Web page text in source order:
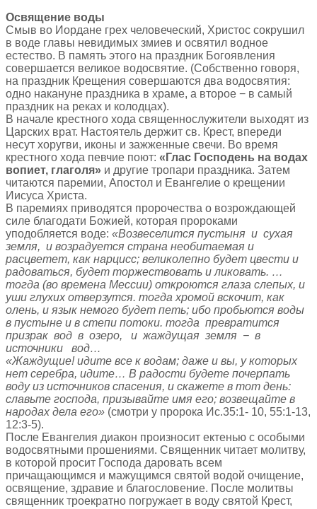
Освящение воды
Смыв во Иордане грех человеческий, Христос сокрушил
в воде главы невидимых змиев и освятил водное
естество. В память этого на праздник Богоявления
совершается великое водосвятие. (Собственно говоря,
на праздник Крещения совершаются два водосвятия:
одно накануне праздника в храме, а второе − в самый
праздник на реках и колодцах).
В начале крестного хода священнослужители выходят из
Царских врат. Настоятель держит св. Крест, впереди
несут хоругви, иконы и зажженные свечи. Во время
крестного хода певчие поют: «Глас Господень на водах
вопиет, глаголя» и другие тропари праздника. Затем
читаются паремии, Апостол и Евангелие о крещении
Иисуса Христа.
В паремиях приводятся пророчества о возрождающей
силе благодати Божией, которая пророками
уподобляется воде: «Возвеселится пустыня и сухая
земля, и возрадуется страна необитаемая и
расцветет, как нарцисс; великолепно будет цвести и
радоваться, будет торжествовать и ликовать. …
тогда (во времена Мессии) откроются глаза слепых, и
уши глухих отверзутся. тогда хромой вскочит, как
олень, и язык немого будет петь; ибо пробьются воды
в пустыне и в степи потоки. тогда превратится
призрак вод в озеро, и жаждущая земля − в
источники вод…
«Жаждущие! идите все к водам; даже и вы, у которых
нет серебра, идите… В радости будете почерпать
воду из источников спасения, и скажете в тот день:
славьте господа, призывайте имя его; возвещайте в
народах дела его» (смотри у пророка Ис.35:1- 10, 55:1-13,
12:3-5).
После Евангелия диакон произносит ектенью с особыми
водосвятными прошениями. Священник читает молитву,
в которой просит Господа даровать всем
причащающимся и мажущимся святой водой очищение,
освящение, здравие и благословение. После молитвы
священник троекратно погружает в воду святой Крест,